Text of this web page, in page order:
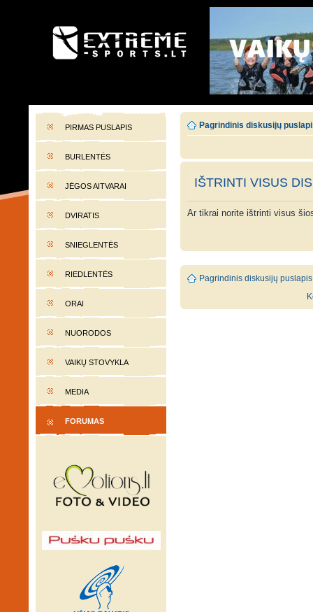
EXTREME-SPORTS.LT
PIRMAS PUSLAPIS
BURLENTĖS
JĖGOS AITVARAI
DVIRATIS
SNIEGLENTĖS
RIEDLENTĖS
ORAI
NUORODOS
VAIKŲ STOVYKLA
MEDIA
FORUMAS
Pagrindinis diskusijų
IŠTRINTI VISUS
Ar tikrai norite ištrinti visus
Pagrindinis diskusijų puslapis